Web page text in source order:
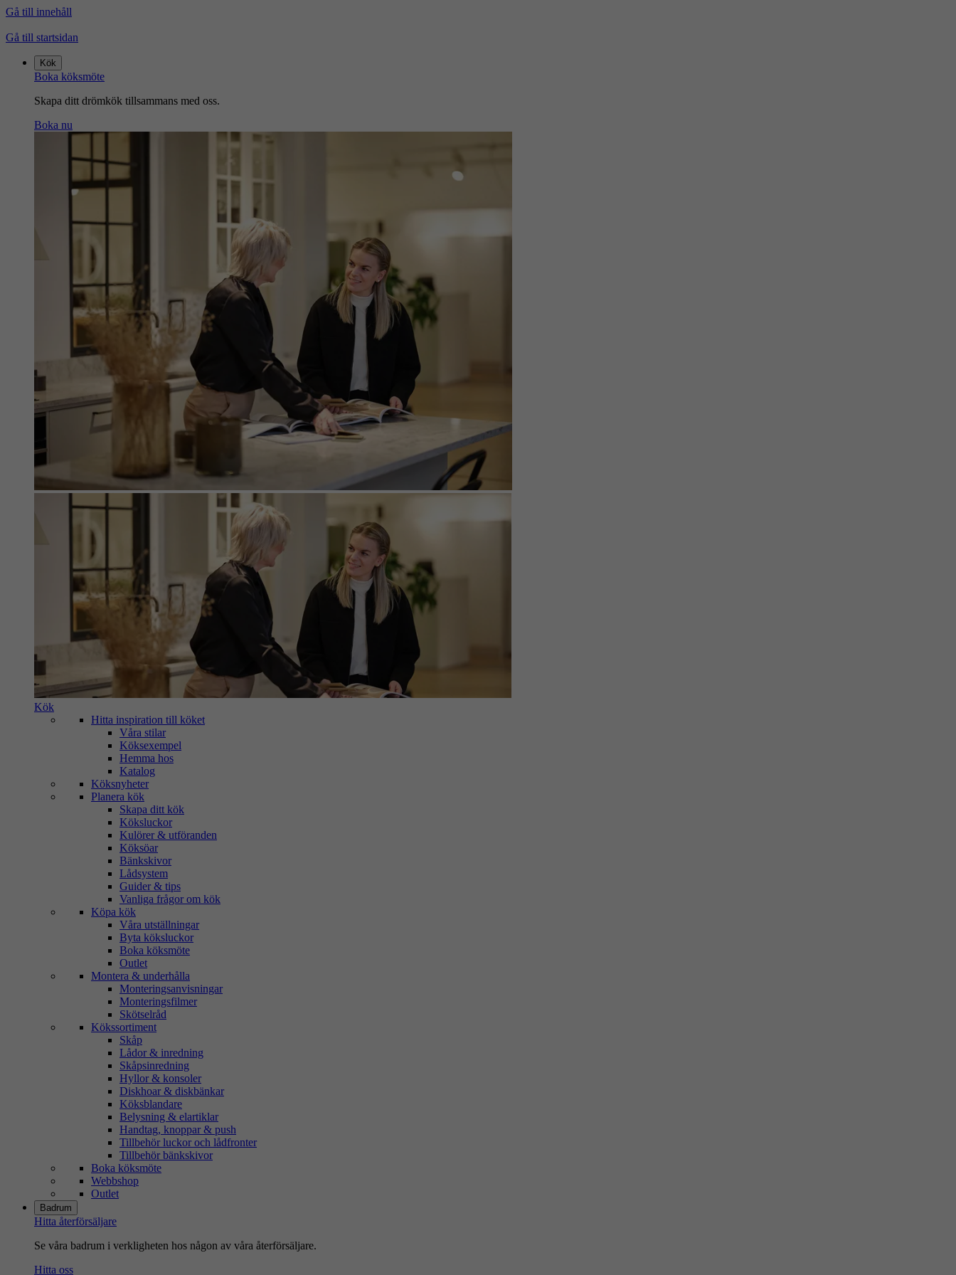
Gå till innehåll
Gå till startsidan
Kök
Boka köksmöte
Skapa ditt drömkök tillsammans med oss.
Boka nu
Kök
Hitta inspiration till köket
Våra stilar
Köksexempel
Hemma hos
Katalog
Köksnyheter
Planera kök
Skapa ditt kök
Köksluckor
Kulörer & utföranden
Köksöar
Bänkskivor
Lådsystem
Guider & tips
Vanliga frågor om kök
Köpa kök
Våra utställningar
Byta köksluckor
Boka köksmöte
Outlet
Montera & underhålla
Monteringsanvisningar
Monteringsfilmer
Skötselråd
Kökssortiment
Skåp
Lådor & inredning
Skåpsinredning
Hyllor & konsoler
Diskhoar & diskbänkar
Köksblandare
Belysning & elartiklar
Handtag, knoppar & push
Tillbehör luckor och lådfronter
Tillbehör bänkskivor
Boka köksmöte
Webbshop
Outlet
Badrum
Hitta återförsäljare
Se våra badrum i verkligheten hos någon av våra återförsäljare.
Hitta oss